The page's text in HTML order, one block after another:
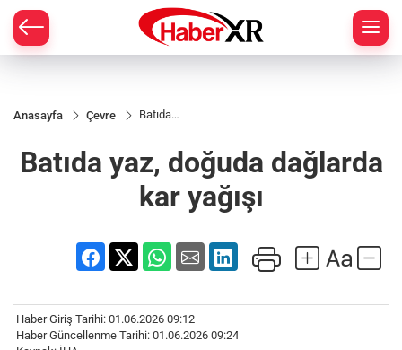
Anasayfa Çevre
Batıda
dağlarda
kar
yağışı
Batıda yaz, doğuda dağlarda
kar yağışı
Haber Giriş Tarihi: 01.06.2026 09:12
Haber Güncellenme Tarihi: 01.06.2026 09:24